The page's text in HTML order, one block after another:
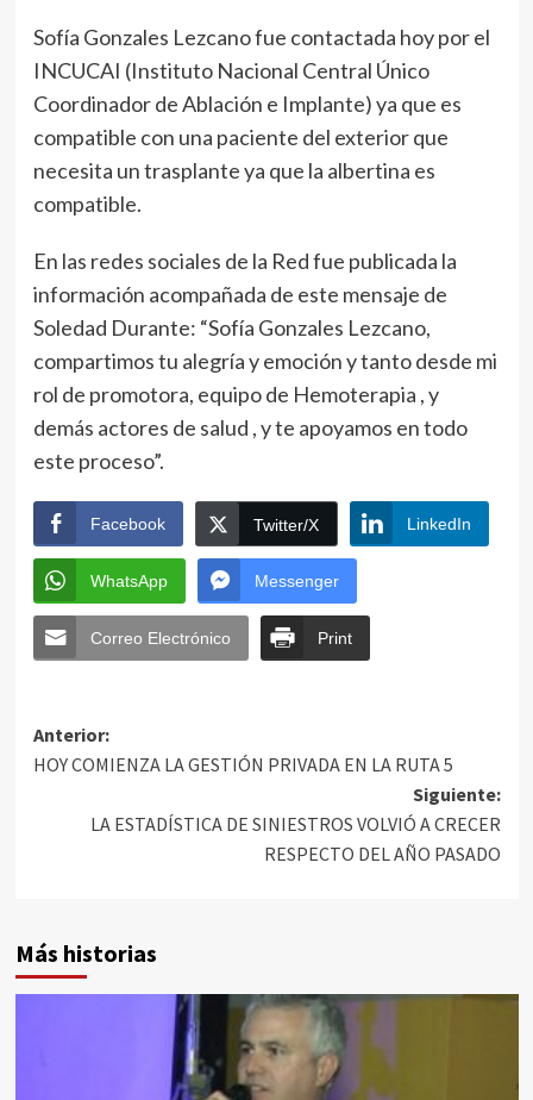
Sofía Gonzales Lezcano fue contactada hoy por el
INCUCAI (Instituto Nacional Central Único
Coordinador de Ablación e Implante) ya que es
compatible con una paciente del exterior que
necesita un trasplante ya que la albertina es
compatible.
En las redes sociales de la Red fue publicada la
información acompañada de este mensaje de
Soledad Durante: “Sofía Gonzales Lezcano,
compartimos tu alegría y emoción y tanto desde mi
rol de promotora, equipo de Hemoterapia , y
demás actores de salud , y te apoyamos en todo
este proceso”.
Facebook Twitter/X LinkedIn
WhatsApp Messenger
Correo Electrónico Print
Anterior:
HOY COMIENZA LA GESTIÓN PRIVADA EN LA RUTA 5
Siguiente:
LA ESTADÍSTICA DE SINIESTROS VOLVIÓ A CRECER
RESPECTO DEL AÑO PASADO
Más historias